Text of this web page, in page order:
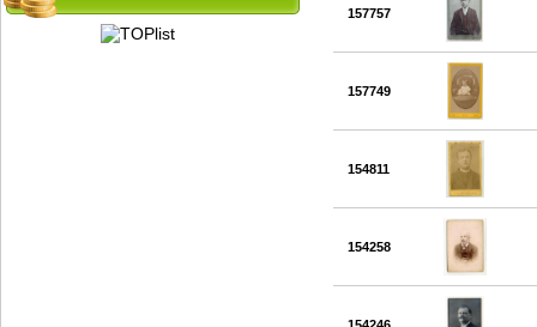
157757
157749
154811
154258